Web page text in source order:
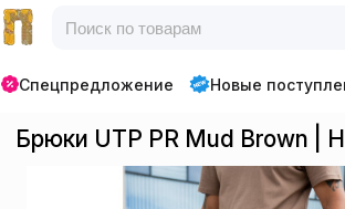
Спецпредложение Новые
Брюки UTP PR Mud Brown |